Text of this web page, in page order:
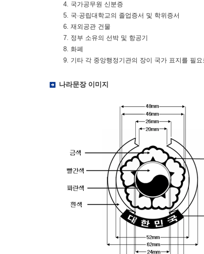
4. 국가공무원 신분증
5. 국·공립대학교의 졸업증서 및 학위증서
6. 재외공관 건물
7. 정부 소유의 선박 및 항공기
8. 화폐
9. 기타 각 중앙행정기관의 장이 국가 표지를 필
나라문장 이미지